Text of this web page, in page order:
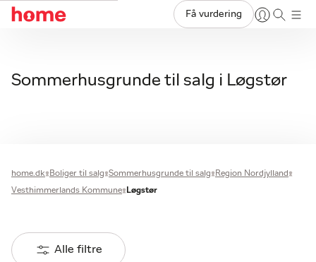
Få vurdering
Sommerhusgrunde til salg i Løgstør
home.dk Boliger til salg Sommerhusgrunde til salg
Region Nordjylland
Vesthimmerlands Kommune
Løgstør
Alle filtre